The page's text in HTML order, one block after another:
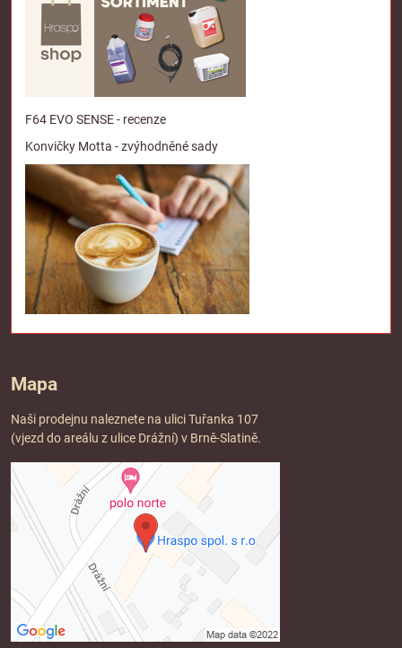
F64 EVO SENSE - recenze
Konvičky Motta - zvýhodněné sady
Mapa
Naši prodejnu naleznete na ulici Tuřanka 107
(vjezd do areálu z ulice Drážní) v Brně-Slatině.